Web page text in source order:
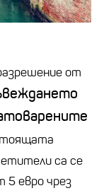
от
са се
5 евро чрез